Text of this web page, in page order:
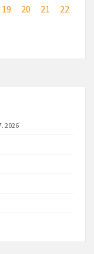
19 20 21 22
2026